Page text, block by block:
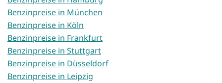
Benzinpreise in München
Benzinpreise in Köln
Benzinpreise in Frankfurt
Benzinpreise in Stuttgart
Benzinpreise in Düsseldorf
Benzinpreise in Leipzig